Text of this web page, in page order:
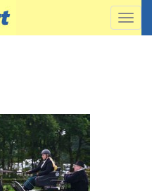
ein-/